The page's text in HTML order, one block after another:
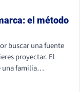
el método
buscar una fuente
proyectar. El
una familia